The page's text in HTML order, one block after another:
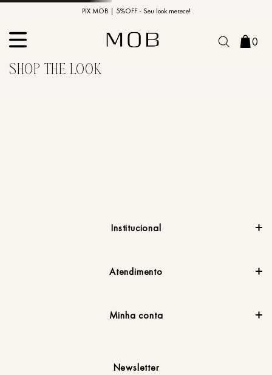
PIX MOB | 5%OFF - Seu look merece!
10% OFF na primeira compra | Cupom: BEMVINDO10*
0
Institucional
Atendimento
Minha conta
Newsletter